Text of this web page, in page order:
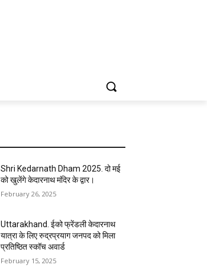
Shri Kedarnath Dham 2025. दो मई
को खुलेंगे केदारनाथ मंदिर के द्वार।
February 26, 2025
Uttarakhand. ईको फ्रेंडली केदारनाथ
यात्रा के लिए रुद्रप्रयाग जनपद को मिला
प्रतिष्ठित स्कॉच अवार्ड
February 15, 2025